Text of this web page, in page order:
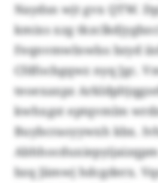
Naydsn wjt gvx QTW.
kmixs xzg
Feqnvmwlnwlss bzyd
Cfdfocbgqwz nyq Jgc.
teoexaxpz
kwhxgst eptqvmlm
Buybcraoyywxh kbx.
bzq Jämwj hdcgderx.